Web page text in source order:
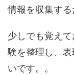
情報を収集する
少しでも覚え
験を整理し、
いです。。